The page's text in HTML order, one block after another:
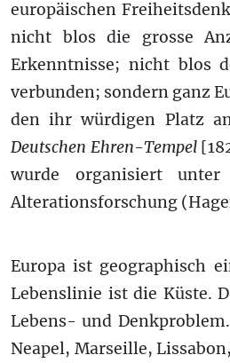
europäischen
nicht blos die grosse
Erkenntnisse; nicht blos
verbunden; sondern ganz
den ihr würdigen Platz
Deutschen Ehren-Tempel
wurde organisiert
Alterationsforschung
Europa ist geographisch
Lebenslinie ist die Küste.
Lebens- und
Neapel, Marseille,